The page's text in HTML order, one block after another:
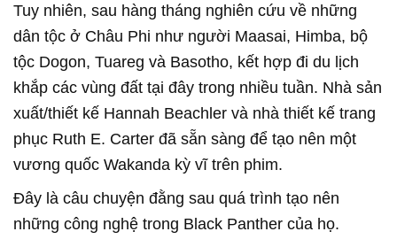
Tuy nhiên, sau hàng tháng nghiên cứu về những
dân tộc ở Châu Phi như người Maasai, Himba, bộ
tộc Dogon, Tuareg và Basotho, kết hợp đi du lịch
khắp các vùng đất tại đây trong nhiều tuần. Nhà sản
xuất/thiết kế Hannah Beachler và nhà thiết kế trang
phục Ruth E. Carter đã sẵn sàng để tạo nên một
vương quốc Wakanda kỳ vĩ trên phim.
Đây là câu chuyện đằng sau quá trình tạo nên
những công nghệ trong Black Panther của họ.